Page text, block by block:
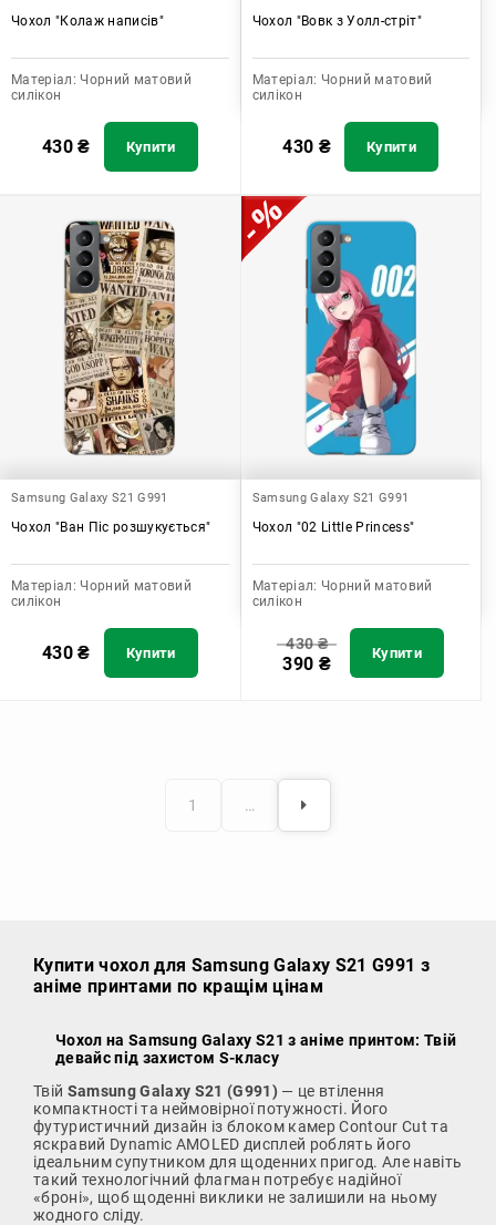
Чохол "Колаж написів"
Матеріал: Чорний матовий
силікон
430₴ Купити
Чохол "Вовк з Уолл-стріт"
Матеріал: Чорний матовий
силікон
430 ₴ Купити
Samsung Galaxy S21 G991
Чохол "Ван Піс розшукується"
Матеріал: Чорний матовий
силікон
430₴ Купити
Samsung Galaxy S21 G991
Чохол "02 Little Princess"
Матеріал: Чорний матовий
силікон
430₴
390 ₴ Купити
1 …
Купити чохол для Samsung Galaxy S21 G991 з
аніме принтами по кращім цінам
Чохол на Samsung Galaxy S21 з аніме принтом: Твій
девайс під захистом S-класу
Твій Samsung Galaxy S21 (G991) — це втілення
компактності та неймовірної потужності. Його
футуристичний дизайн із блоком камер Contour Cut та
яскравий Dynamic AMOLED дисплей роблять його
ідеальним супутником для щоденних пригод. Але навіть
такий технологічний флагман потребує надійної
«броні», щоб щоденні виклики не залишили на ньому
жодного сліду.